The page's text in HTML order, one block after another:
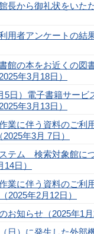
長から御礼状をいた
用者アンケートの結
館の本をお近くの図
年3月18日）
5日）電子書籍サー
年3月13日）
業に伴う資料のご利
年3月 7日）
テム 検索対象館に
14日）
業に伴う資料のご利
2025年2月12日）
お知らせ（2025年1月
日）に発生した外部